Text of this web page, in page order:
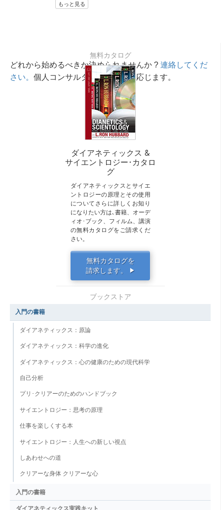
もっと見る
どれから始めるべきか決められませんか ? 連絡してくだ
さい。 個人コンサルタントが相談に応じます。
無料カタログ
ダイアネティックス &
サイエントロジー･カタロ
グ
ダイアネティックスとサイエ
ントロジーの原理とその使用
についてさらに詳しくお知り
になりたい方は､書籍、オーデ
ィオ･ブック、フィルム、講演
の無料カタログをご請求くだ
さい。
無料カタログを
請求します。
▶
ブックストア
入門の書籍
ダイアネティックス：原論
ダイアネティックス：科学の進化
ダイアネティックス：心の健康のための現代科学
自己分析
プリ･クリアーのためのハンドブック
サイエントロジー：思考の原理
仕事を楽しくする本
サイエントロジー：人生への新しい視点
しあわせへの道
クリアーな身体 クリアーな心
入門の書籍
ダイアネティックス実践キット